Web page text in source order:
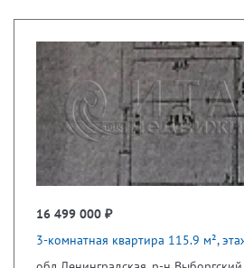
16 499 000 ₽
3-комнатная квартира 115.9 м²,